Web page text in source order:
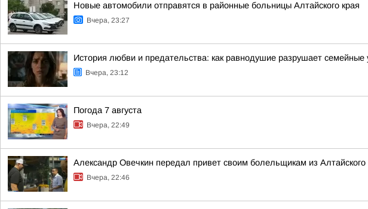
Новые автомобили отправятся в районные больницы Алтайского края
Вчера, 23:27
История любви и предательства: как равнодушие разрушает семейные
Вчера, 23:12
Погода 7 августа
Вчера, 22:49
Александр Овечкин передал привет своим болельщикам из Алтайского
Вчера, 22:46